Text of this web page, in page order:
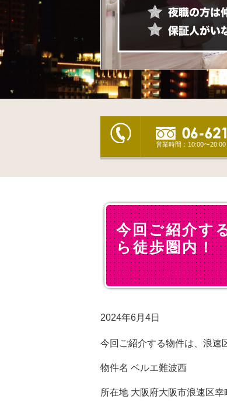
営業時間：10:00〜
今回ご紹介す
ら徒歩圏内！
2024年6月4日
今回ご紹介する物件は、浪速
物件名 ベルエ難波西
所在地 大阪府大阪市浪速区幸